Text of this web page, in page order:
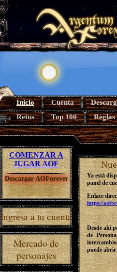
Inicio Cuenta
Retos
Top 100 Reglas
COMENZAR A
JUGAR AOF
Descargar AOForever
Ingresa a tu cuenta
Mercado de
personajes
Ya está
panel de
Enlace
https://
Desde ahí
de
puede abrir